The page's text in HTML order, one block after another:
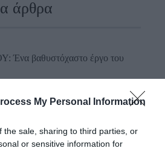
My Personal Information
the sale, sharing to third parties, or
or sensitive information for
άρθρα
βαθυστόχαστο έργο του
είναι εδώ. Χρειάζεται όμως
σημειώσατε…